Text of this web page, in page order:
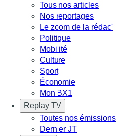
Tous nos articles
Nos reportages
Le zoom de la rédac'
Politique
Mobilité
Culture
Sport
Économie
Mon BX1
Replay TV
Toutes nos émissions
Dernier JT